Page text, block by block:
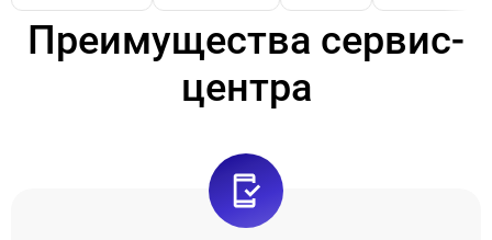
Преимущества сервис-
центра